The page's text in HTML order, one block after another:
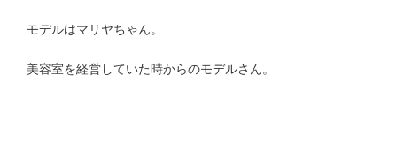
モデルはマリヤちゃん。
美容室を経営していた時からのモデルさん。